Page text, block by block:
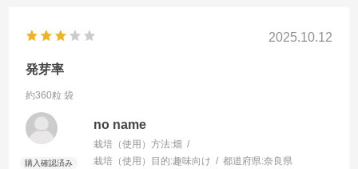
2025.10.12
発芽率
約360粒 袋
no name
栽培（使用）方法:畑
栽培（使用）目的:趣味向け 都道府県:奈良県